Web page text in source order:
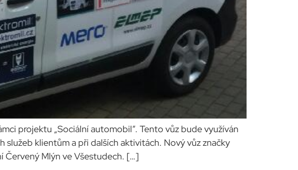
projektu „Sociální automobil“. Tento vůz bude využíván
klientům a při dalších aktivitách. Nový vůz značky
Červený Mlýn ve Všestudech. […]